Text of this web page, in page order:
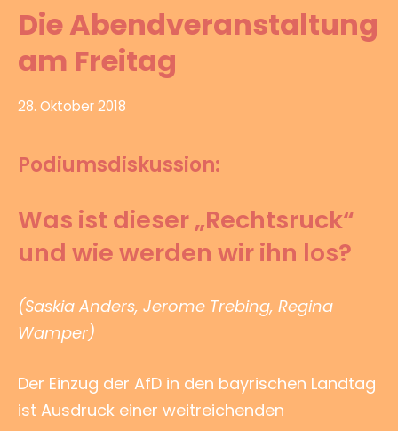
Die Abendveranstaltung
am Freitag
28. Oktober 2018
Podiumsdiskussion:
Was ist dieser „Rechtsruck“
und wie werden wir ihn los?
(Saskia Anders, Jerome Trebing, Regina
Wamper)
Der Einzug der AfD in den bayrischen Landtag
ist Ausdruck einer weitreichenden